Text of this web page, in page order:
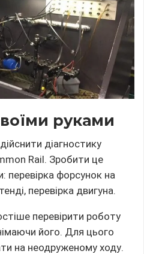
руками
діагностику
Rail. Зробити це
форсунок на
перевірка двигуна.
перевірити роботу
його. Для цього
на неодруженому ходу.